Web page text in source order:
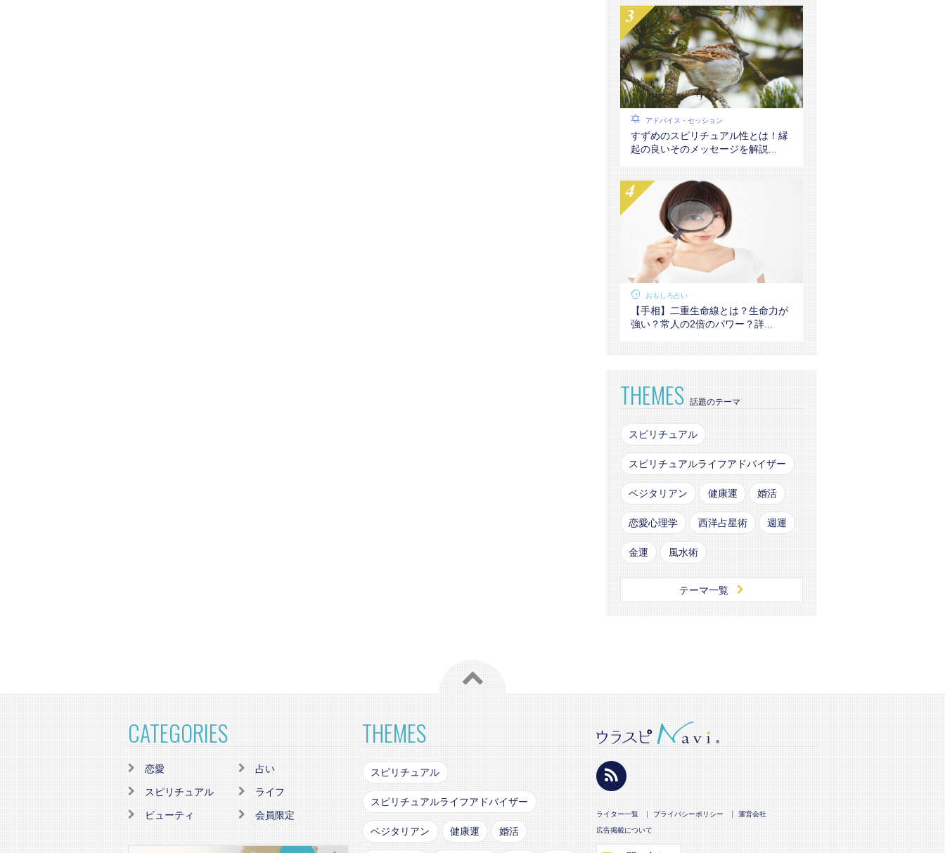
アドバイス・セッション
すずめのスピリチュアル性とは！縁
起の良いそのメッセージを解説...
おもしろ占い
【手相】二重生命線とは？生命力が
強い？常人の2倍のパワー？詳...
THEMES 話題のテーマ
スピリチュアル
スピリチュアルライフアドバイザー
ベジタリアン 健康運 婚活
恋愛心理学 西洋占星術 週運
金運 風水術
テーマ一覧
CATEGORIES
恋愛 占い
スピリチュアル ライフ
ビューティ 会員限定
THEMES
スピリチュアル
スピリチュアルライフアドバイザー
ベジタリアン 健康運 婚活
ライター一覧 プライバシーポリシー 運営会社
広告掲載について